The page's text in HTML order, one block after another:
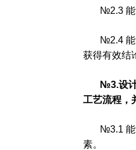
№2.3
№2.4
获得有效结
№3.设
工艺流程，
№3.1
素。